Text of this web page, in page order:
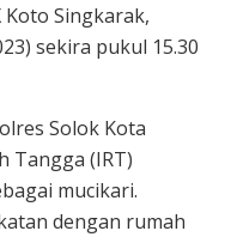
Koto Singkarak,
sekira pukul 15.30
Solok Kota
Tangga (IRT)
mucikari.
dengan rumah